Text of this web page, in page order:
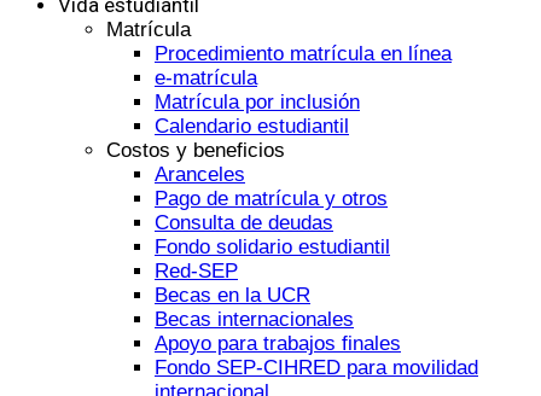
Matrícula
Procedimiento matrícula en línea
e-matrícula
Matrícula por inclusión
Calendario estudiantil
Costos y beneficios
Aranceles
Pago de matrícula y otros
Consulta de deudas
Fondo solidario estudiantil
Red-SEP
Becas en la UCR
Becas internacionales
Apoyo para trabajos finales
Fondo SEP-CIHRED para movilidad
internacional